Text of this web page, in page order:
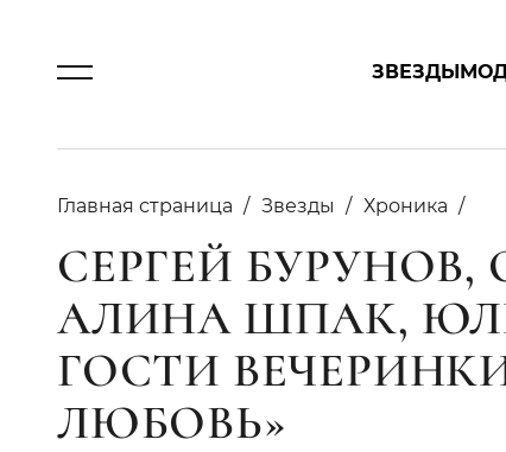
ЗВЕЗДЫ
Главная страница Звезды Хроника
СЕРГЕЙ БУРУНОВ,
АЛИНА ШПАК,
ГОСТИ
ЛЮБОВЬ»